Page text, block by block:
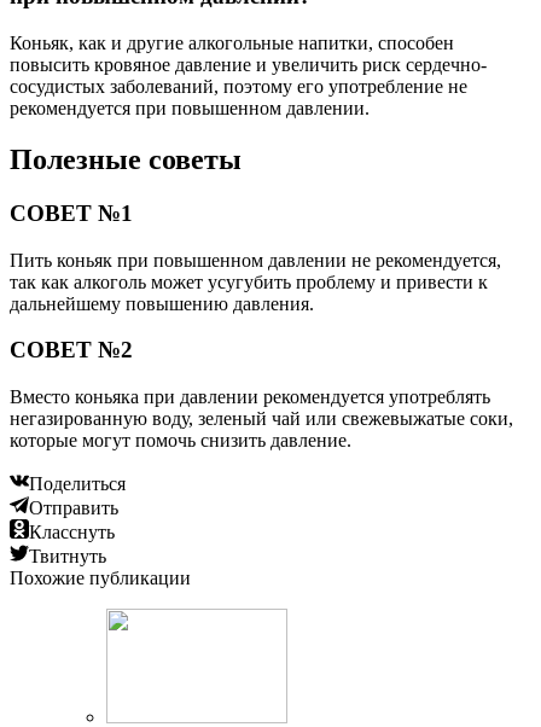
Коньяк, как и другие алкогольные напитки, способен
повысить кровяное давление и увеличить риск сердечно-
сосудистых заболеваний, поэтому его употребление не
рекомендуется при повышенном давлении.
Полезные советы
СОВЕТ №1
Пить коньяк при повышенном давлении не рекомендуется,
так как алкоголь может усугубить проблему и привести к
дальнейшему повышению давления.
СОВЕТ №2
Вместо коньяка при давлении рекомендуется употреблять
негазированную воду, зеленый чай или свежевыжатые соки,
которые могут помочь снизить давление.
Поделиться
Отправить
Класснуть
Твитнуть
Похожие публикации